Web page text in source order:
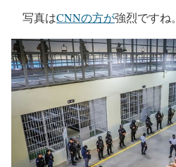
写真はCNNの方が強烈ですね。